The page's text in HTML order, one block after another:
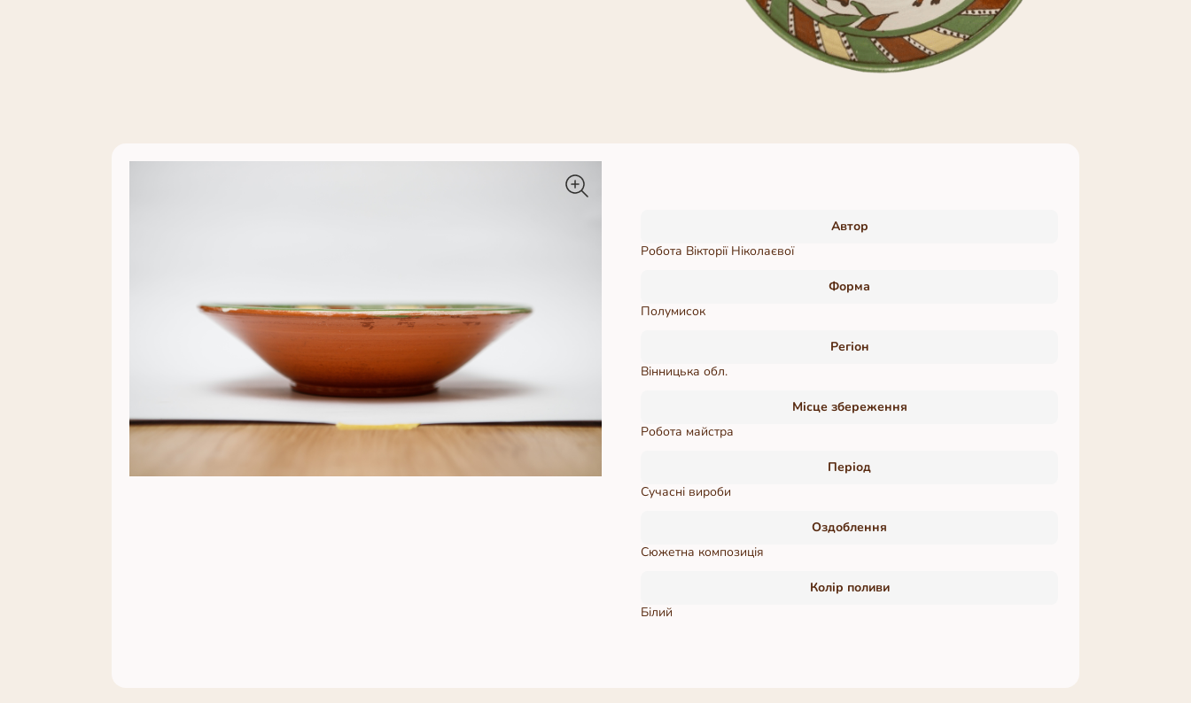
Автор
Робота Вікторії Ніколаєвої
Форма
Полумисок
Регіон
Вінницька обл.
Місце збереження
Робота майстра
Період
Сучасні вироби
Оздоблення
Сюжетна композиція
Колір поливи
Білий